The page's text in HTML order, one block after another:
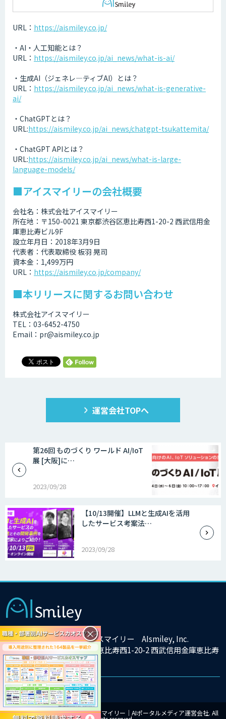
URL： https://aismiley.co.jp/
・AI・人工知能とは？
URL： https://aismiley.co.jp/ai_news/what-is-ai/
・生成AI（ジェネレ―ティブAI）とは？
URL： https://aismiley.co.jp/ai_news/what-is-generative-
ai/
・ChatGPTとは？
URL:https://aismiley.co.jp/ai_news/chatgpt-tsukattemita/
・ChatGPT APIとは？
URL:https://aismiley.co.jp/ai_news/what-is-large-
language-models/
■アイスマイリーの会社概要
会社名：株式会社アイスマイリー
所在地：〒150-0021 東京都渋谷区恵比寿西1-20-2 西武信用金
庫恵比寿ビル9F
設立年月日：2018年3月9日
代表者：代表取締役 板羽 晃司
資本金：1,499万円
URL： https://aismiley.co.jp/company/
■本リリースに関するお問い合わせ
株式会社アイスマイリー
TEL：03-6452-4750
Email：pr@aismiley.co.jp
運営会社TOPへ
第26回 ものづくり ワールド AI/IoT
展 [大阪]に…
2023/09/28
【10/13開催】LLMと生成AIを活用
したサービス考案法…
2023/09/28
株式会社アイスマイリー AIsmiley, Inc.
東京都渋谷区恵比寿西1-20-2 西武信用金庫恵比寿
ビル9F
© Copyright 2025 株式会社アイスマイリー｜AIポータルメディア運営会社. All
×